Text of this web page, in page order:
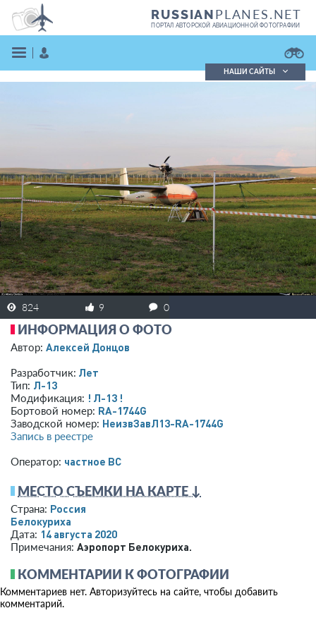
RUSSIANPLANES.NET
ПОРТАЛ АВТОРСКОЙ АВИАЦИОННОЙ ФОТОГРАФИИ
ЗАРЕГИСТРИРОВАТЬСЯ
НАШИ САЙТЫ
824 9 0
ИНФОРМАЦИЯ О ФОТО
Автор: Алексей Донцов
Разработчик: Лет
Тип: Л-13
Модификация: ! Л-13 !
Бортовой номер: RA-1744G
Заводской номер: НеизвЗавЛ13-RA-1744G
Запись в реестре
Оператор: ­частное ВС­
МЕСТО СЪЕМКИ НА КАРТЕ ↓
Страна: Россия
Белокуриха
Дата: 14 августа 2020
Примечания: Аэропорт Белокуриха.
КОММЕНТАРИИ К ФОТОГРАФИИ
Комментариев нет. Авторизуйтесь на сайте, чтобы добавить
комментарий.